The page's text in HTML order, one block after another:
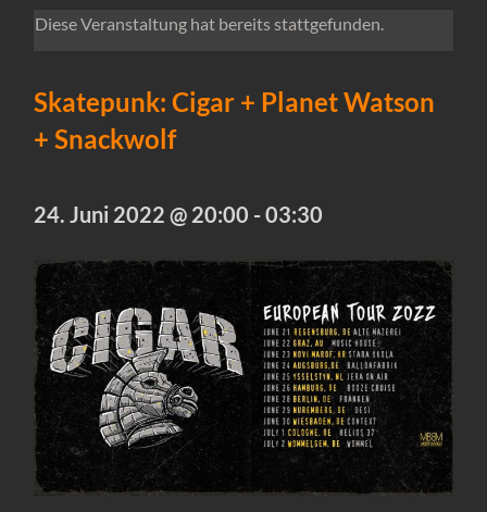
Diese Veranstaltung hat bereits stattgefunden.
Skatepunk: Cigar + Planet Watson
+ Snackwolf
24. Juni 2022 @ 20:00 -03:30